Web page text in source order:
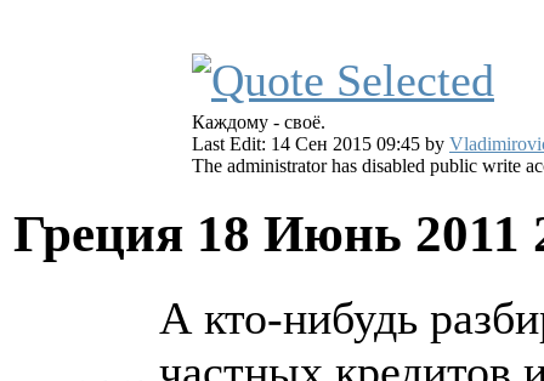
Каждому - своё.
Last Edit: 14 Сен 2015 09:45 by
The administrator has disabled public write
Греция 18 Июнь 2011
А кто-нибудь